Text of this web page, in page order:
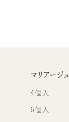
マリアージュ
4個入
6個入